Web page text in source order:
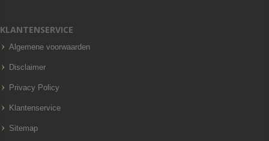
KLANTENSERVICE
Algemene voorwaarden
Disclaimer
Privacy Policy
Klantenservice
Sitemap